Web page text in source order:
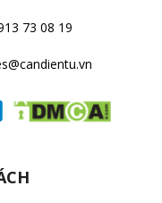
73 08 19